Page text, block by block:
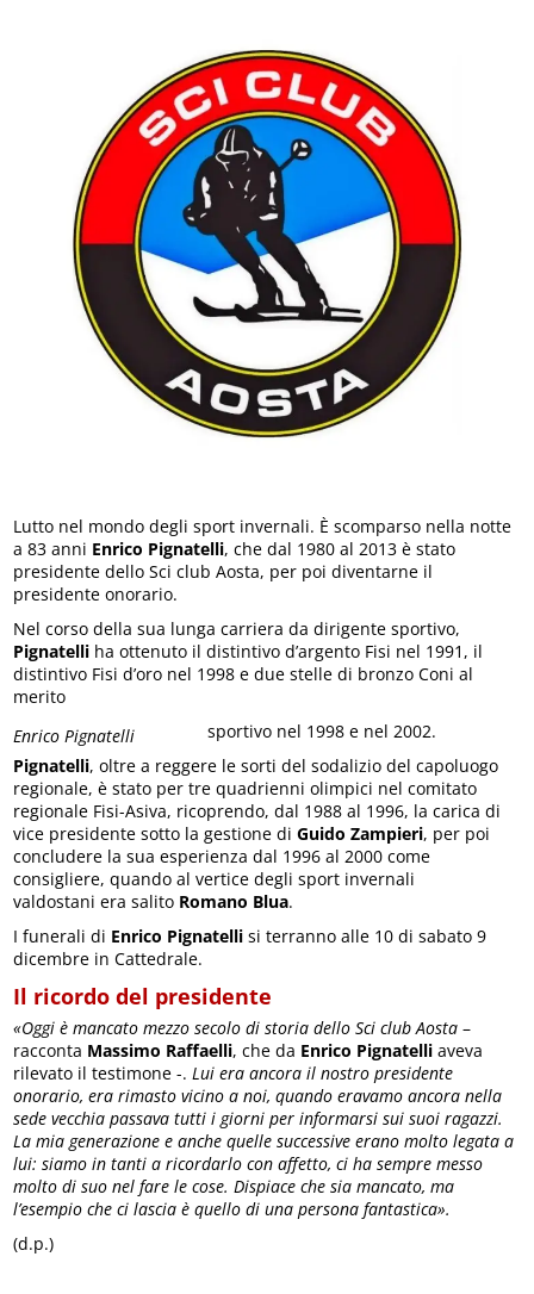
Lutto nel mondo degli sport invernali. È scomparso nella notte
a 83 anni Enrico Pignatelli, che dal 1980 al 2013 è stato
presidente dello Sci club Aosta, per poi diventarne il
presidente onorario.
Nel corso della sua lunga carriera da dirigente sportivo,
Pignatelli ha ottenuto il distintivo d’argento Fisi nel 1991, il
distintivo Fisi d’oro nel 1998 e due stelle di bronzo Coni al
merito
Enrico Pignatelli
sportivo nel 1998 e nel 2002.
Pignatelli, oltre a reggere le sorti del sodalizio del capoluogo
regionale, è stato per tre quadrienni olimpici nel comitato
regionale Fisi-Asiva, ricoprendo, dal 1988 al 1996, la carica di
vice presidente sotto la gestione diGuido Zampieri, per poi
concludere la sua esperienza dal 1996 al 2000 come
consigliere, quando al vertice degli sport invernali
valdostani era salito Romano Blua.
I funerali di Enrico Pignatelli si terranno alle 10 di sabato 9
dicembre in Cattedrale.
Il ricordo del presidente
«Oggi è mancato mezzo secolo di storia dello Sci club Aosta –
racconta Massimo Raffaelli, che da Enrico Pignatelli aveva
rilevato il testimone -. Lui era ancora il nostro presidente
onorario, era rimasto vicino a noi, quando eravamo ancora nella
sede vecchia passava tutti i giorni per informarsi sui suoi ragazzi.
La mia generazione e anche quelle successive erano molto legata a
lui: siamo in tanti a ricordarlo con affetto, ci ha sempre messo
molto di suo nel fare le cose. Dispiace che sia mancato, ma
l’esempio che ci lascia è quello di una persona fantastica».
(d.p.)